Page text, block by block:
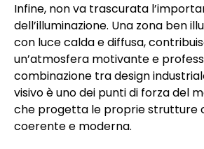
Infine, non va trascurata
dell’illuminazione. Una zona ben
con luce calda e diffusa,
un’atmosfera motivante e
combinazione tra design
visivo è uno dei punti di forza del
che progetta le proprie strutture
coerente e moderna.